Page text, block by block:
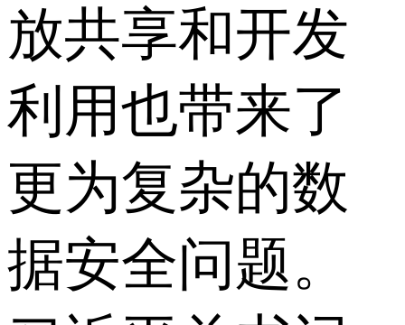
放共享和开发
利用也带来了
更为复杂的数
据安全问题。